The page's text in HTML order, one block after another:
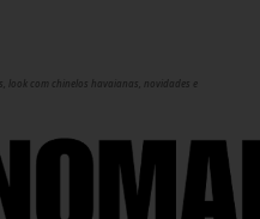
look com chinelos havaianas, novidades e